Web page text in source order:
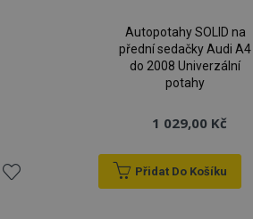
Autopotahy SOLID na
přední sedačky Audi A4
do 2008 Univerzální
potahy
1 029,00 Kč
Přidat Do Košíku